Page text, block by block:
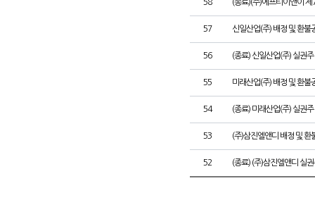
58 (종료)(주)에프티이앤이
57 신일산업(주) 배정 및 환불
56 (종료) 신일산업(주) 실권
55 미래산업(주) 배정 및 환불
54 (종료) 미래산업(주) 실권
53 (주)삼진엘앤디 배정 및 환
52 (종료) (주)삼진엘앤디 실